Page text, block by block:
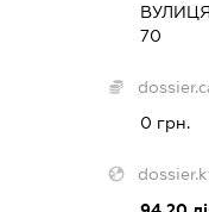
70
0 грн.